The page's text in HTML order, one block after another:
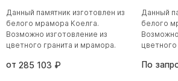
Буквы из латуни
Цоколь из гранита
Ограды из гранита
Ограды из чугуна
Данный памятник изготовлен из
белого мрамора Коелга.
Возможно изготовление из
цветного гранита и мрамора.
от 285 103 ₽
Данный
белого
По